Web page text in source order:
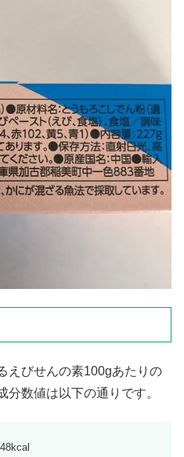
えびせんの素100gあたりの
分数値は以下の通りです。